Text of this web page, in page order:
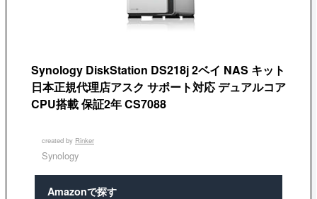
Synology DiskStation DS218j 2ベイ NAS キット
日本正規代理店アスク サポート対応 デュアルコア
CPU搭載 保証2年 CS7088
created by Rinker
Synology
Amazonで探す